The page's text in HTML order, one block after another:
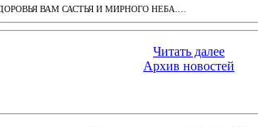
ВАМ САСТЬЯ И МИРНОГО НЕБА.…
Читать далее
Архив новостей